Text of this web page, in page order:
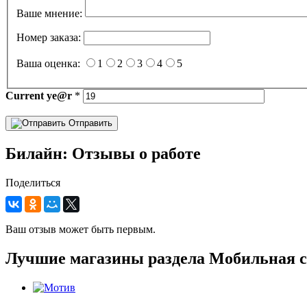
Ваше мнение:
Номер заказа:
Ваша оценка: 1 2 3 4 5
Current ye@r *
Отправить
Билайн: Отзывы о работе
Поделиться
Ваш отзыв может быть первым.
Лучшие магазины раздела Мобильная